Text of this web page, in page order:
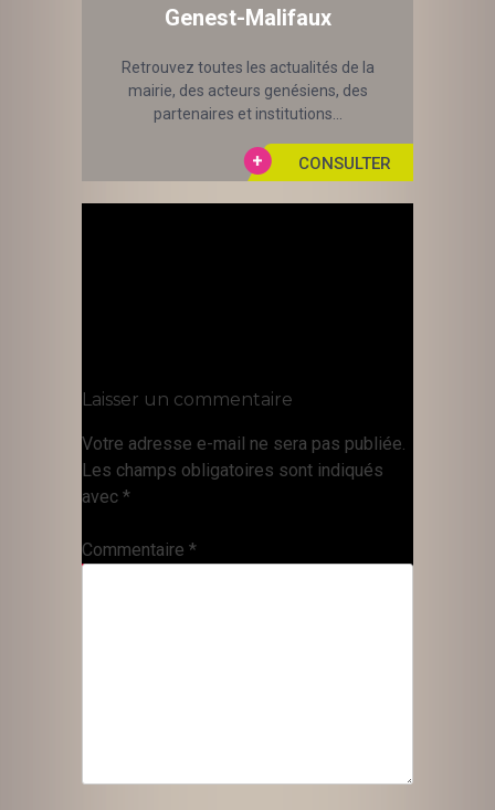
Genest-Malifaux
Retrouvez toutes les actualités de la
mairie, des acteurs genésiens, des
partenaires et institutions...
Laisser un commentaire
Votre adresse e-mail ne sera pas publiée.
Les champs obligatoires sont indiqués
avec *
Commentaire *